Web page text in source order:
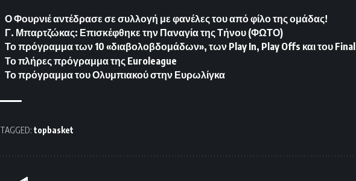
Ο Φουρνιέ αντέδρασε σε συλλογή με φανέλες του από φίλο της ομάδας!
Γ. Μπαρτζώκας: Επισκέφθηκε την Παναγία της Τήνου (ΦΩΤΟ)
Το πρόγραμμα των 10 «διαβολοβδομάδων», των Play In, Play Offs και του
Το πλήρες πρόγραμμα της Euroleague
Το πρόγραμμα του Ολυμπιακού στην Ευρωλίγκα
TAGGED: topbasket